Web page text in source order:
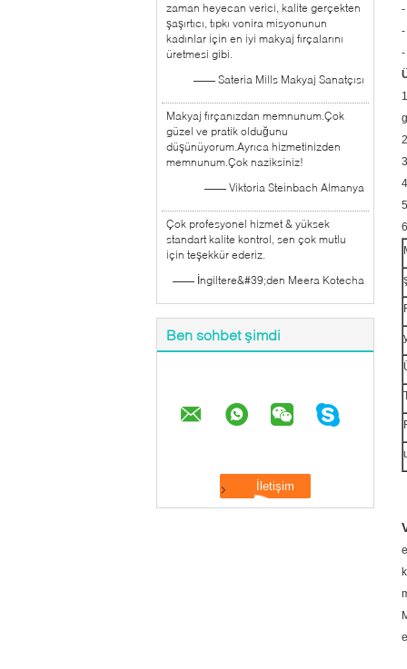
zaman heyecan verici, kalite gerçekten
şaşırtıcı, tıpkı vonira misyonunun
kadınlar için en iyi makyaj fırçalarını
üretmesi gibi.
—— Sateria Mills Makyaj Sanatçısı
Makyaj fırçanızdan memnunum.Çok
güzel ve pratik olduğunu
düşünüyorum.Ayrıca hizmetinizden
memnunum.Çok naziksiniz!
—— Viktoria Steinbach Almanya
Çok profesyonel hizmet & yüksek
standart kalite kontrol, sen çok mutlu
için teşekkür ederiz.
—— İngiltere&#39;den Meera Kotecha
Ben sohbet şimdi
-
-
-